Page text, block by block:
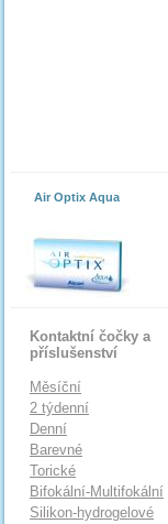
Air Optix Aqua
Kontaktní čočky a
příslušenství
Měsíční
2 týdenní
Denní
Barevné
Torické
Bifokální-Multifokální
Silikon-hydrogelové